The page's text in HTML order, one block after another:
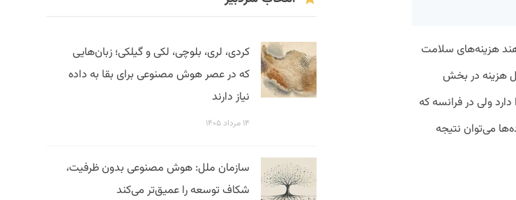
هزینه‌های سلامت
هزینه در بخش
ولی در فرانسه که
می‌توان نتیجه
کردی، لری، بلوچی، لکی و گیلکی؛ زبان‌هایی
که در عصر هوش مصنوعی برای بقا به داده
نیاز دارند
۱۴ مرداد ۱۴۰۵
سازمان ملل: هوش مصنوعی بدون ظرفیت،
شکاف توسعه را عمیق‌تر می‌کند